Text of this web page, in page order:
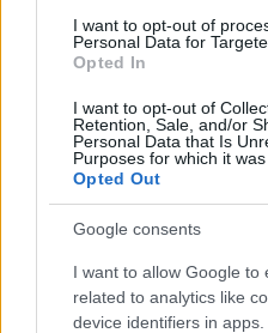
I want to opt-out of
Personal Data for
Opted In
I want to opt-out of
Retention, Sale, and/or
Personal Data that Is
Purposes for which it was
Opted Out
Google consents
I want to allow Google to
related to analytics like
device identifiers in apps.
Mogą Cię